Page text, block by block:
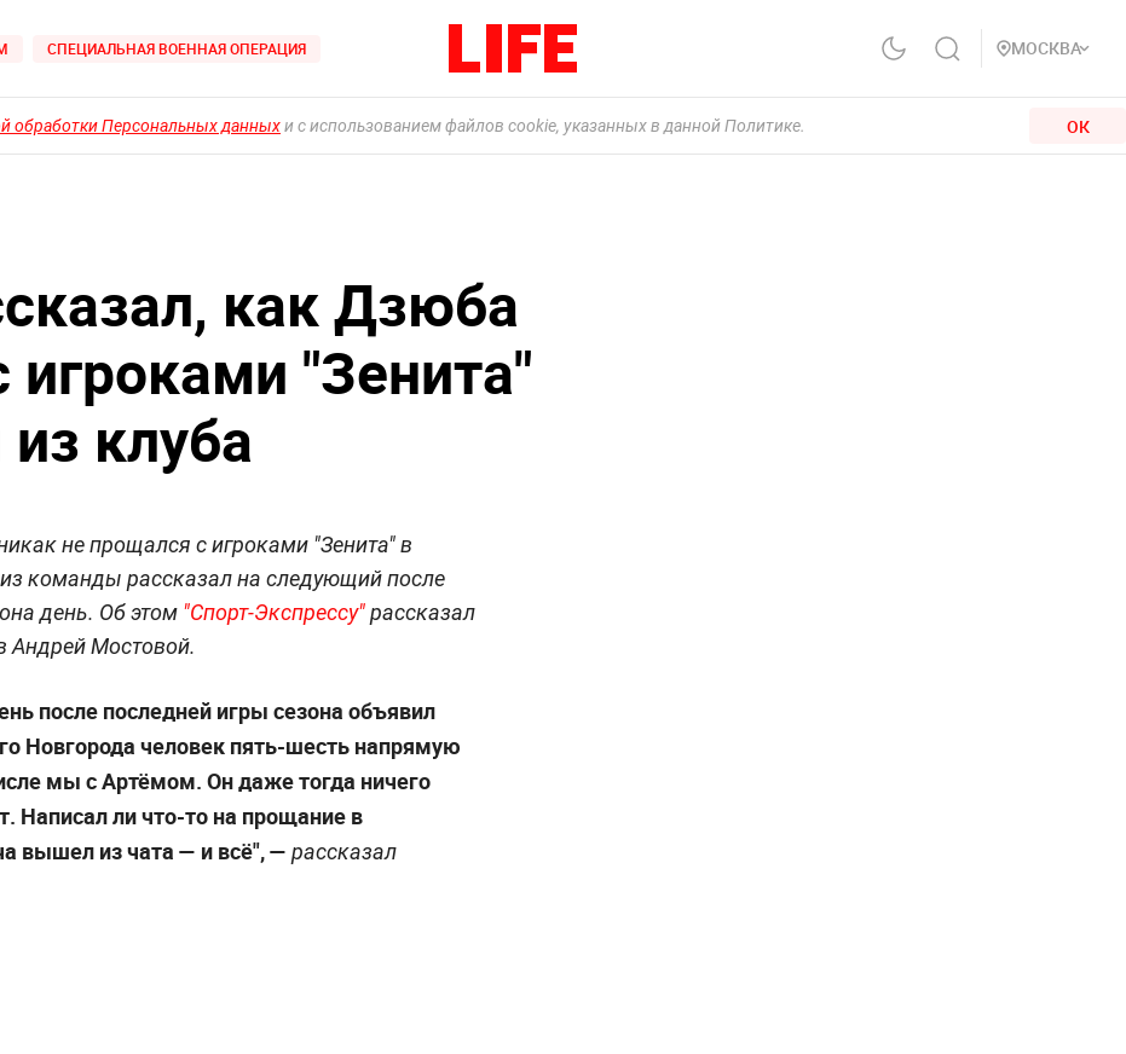
СПЕЦИАЛЬНАЯ ВОЕННАЯ ОПЕРАЦИЯ МОСКВА
обработки Персональных данныхи с использованием файлов cookie, указанных в данной Политике. ОК
как Дзюба
"Зенита"
клуба
не прощался с игроками "Зенита" в
команды рассказал на следующий после
день. Об этом "Спорт-Экспрессу"рассказал
Андрей Мостовой.
после последней игры сезона объявил
Новгорода человек пять-шесть напрямую
мы с Артёмом. Он даже тогда ничего
Написал ли что-то на прощание в
вышел из чата — и всё", — рассказал